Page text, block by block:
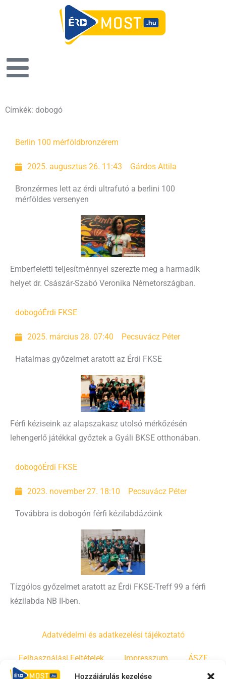
Hozzájárulás kezelése
Címkék: dobogó
Berlin 100 mérföld bronzérem
2025. augusztus 26. 11:43 Gárdos Attila
Bronzérmes lett az érdi ultrafutó a berlini 100
mérföldes versenyen
Emberfeletti teljesítménnyel szerezte meg a harmadik
helyet dr. Császár-Szabó Veronika Németországban.
dobogóÉrdi FKSE
2025. március 28. 07:40 Pecsuvácz Péter
Hatalmas győzelmet aratott az Érdi FKSE
Férfi kéziseink az alapszakasz utolsó mérkőzésén
lehengerlő játékkal győztek a Gyáli BKSE otthonában.
dobogóÉrdi FKSE
2023. november 27. 18:10 Pecsuvácz Péter
Továbbra is dobogón férfi kézilabdázóink
Tízgólos győzelmet aratott az Érdi FKSE-Treff 99 a férfi
kézilabda NB II-ben.
Adatvédelmi és adatkezelési tájékoztató
Felhasználási Feltételek Impresszum ÁSZF